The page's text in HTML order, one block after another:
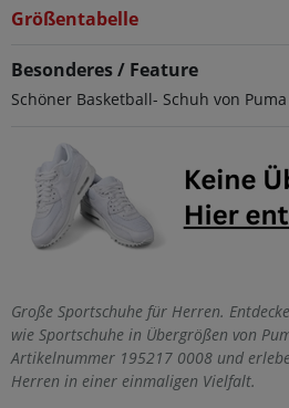
Größentabelle
Besonderes / Feature
Schöner Basketball- Schuh von Puma
Große Sportschuhe für Herren.
wie Sportschuhe in Übergrößen von
Artikelnummer 195217 0008 und
Herren in einer einmaligen Vielfalt.